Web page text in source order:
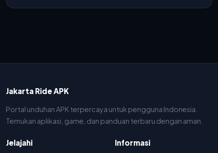
Jakarta Ride APK
Portal unduhan APK terpercaya untuk pengguna Indonesia.
Temukan aplikasi, game, dan panduan terbaru dengan aman.
Jelajahi Informasi